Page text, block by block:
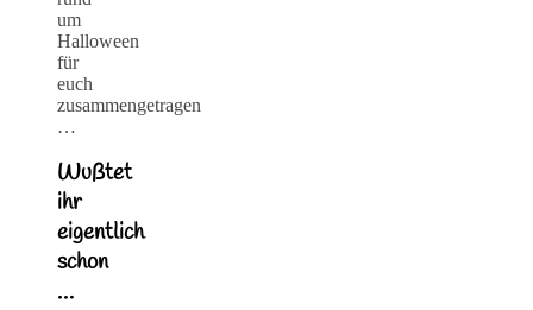
um
Halloween
für
euch
zusammengetragen
…
Wußtet
ihr
eigentlich
schon
…